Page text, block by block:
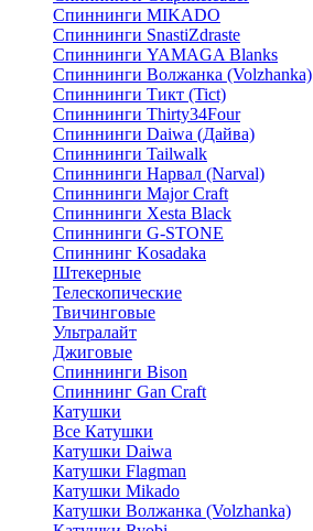
Спиннинги MIKADO
Спиннинги SnastiZdraste
Спиннинги YAMAGA Blanks
Спиннинги Волжанка (Volzhanka)
Спиннинги Тикт (Tict)
Спиннинги Thirty34Four
Спиннинги Daiwa (Дайва)
Спиннинги Tailwalk
Спиннинги Нарвал (Narval)
Спиннинги Major Craft
Спиннинги Xesta Black
Спиннинги G-STONE
Спиннинг Kosadaka
Штекерные
Телескопические
Твичинговые
Ультралайт
Джиговые
Спиннинги Bison
Спиннинг Gan Craft
Катушки
Все Катушки
Катушки Daiwa
Катушки Flagman
Катушки Mikado
Катушки Волжанка (Volzhanka)